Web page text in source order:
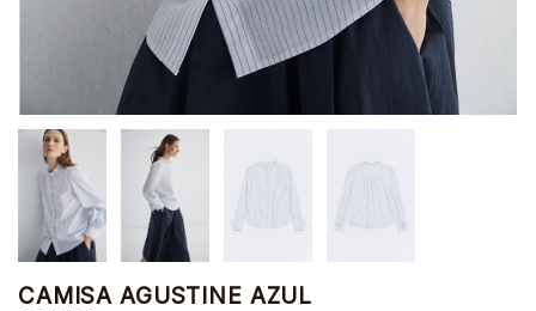
CAMISA AGUSTINE AZUL